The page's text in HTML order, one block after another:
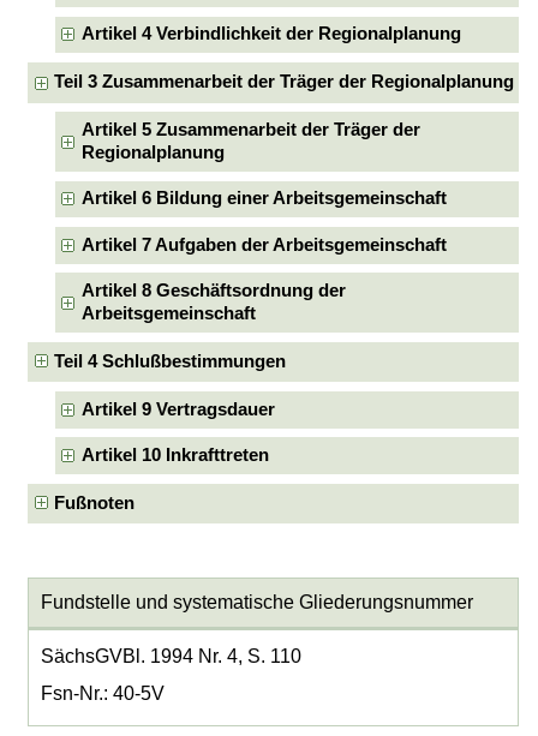
Artikel 4 Verbindlichkeit der Regionalplanung
Teil 3 Zusammenarbeit der Träger der Regionalplanung
Artikel 5 Zusammenarbeit der Träger der
Regionalplanung
Artikel 6 Bildung einer Arbeitsgemeinschaft
Artikel 7 Aufgaben der Arbeitsgemeinschaft
Artikel 8 Geschäftsordnung der
Arbeitsgemeinschaft
Teil 4 Schlußbestimmungen
Artikel 9 Vertragsdauer
Artikel 10 Inkrafttreten
Fußnoten
Fundstelle und systematische Gliederungsnummer
SächsGVBl. 1994 Nr. 4, S. 110
Fsn-Nr.: 40-5V